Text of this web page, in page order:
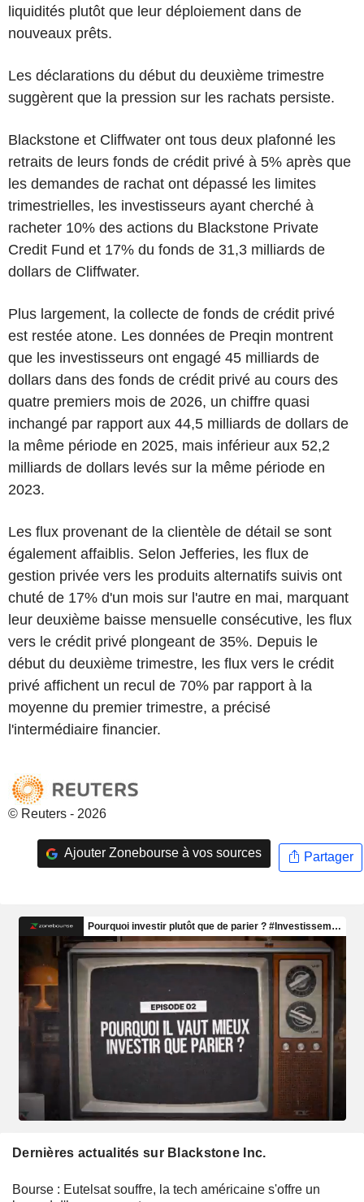
liquidités plutôt que leur déploiement dans de
nouveaux prêts.
Les déclarations du début du deuxième trimestre
suggèrent que la pression sur les rachats persiste.
Blackstone et Cliffwater ont tous deux plafonné les
retraits de leurs fonds de crédit privé à 5% après que
les demandes de rachat ont dépassé les limites
trimestrielles, les investisseurs ayant cherché à
racheter 10% des actions du Blackstone Private
Credit Fund et 17% du fonds de 31,3 milliards de
dollars de Cliffwater.
Plus largement, la collecte de fonds de crédit privé
est restée atone. Les données de Preqin montrent
que les investisseurs ont engagé 45 milliards de
dollars dans des fonds de crédit privé au cours des
quatre premiers mois de 2026, un chiffre quasi
inchangé par rapport aux 44,5 milliards de dollars de
la même période en 2025, mais inférieur aux 52,2
milliards de dollars levés sur la même période en
2023.
Les flux provenant de la clientèle de détail se sont
également affaiblis. Selon Jefferies, les flux de
gestion privée vers les produits alternatifs suivis ont
chuté de 17% d'un mois sur l'autre en mai, marquant
leur deuxième baisse mensuelle consécutive, les flux
vers le crédit privé plongeant de 35%. Depuis le
début du deuxième trimestre, les flux vers le crédit
privé affichent un recul de 70% par rapport à la
moyenne du premier trimestre, a précisé
l'intermédiaire financier.
© Reuters - 2026
Ajouter Zonebourse à vos sources Partager
Dernières actualités sur Blackstone Inc.
Bourse : Eutelsat souffre, la tech américaine s'offre un